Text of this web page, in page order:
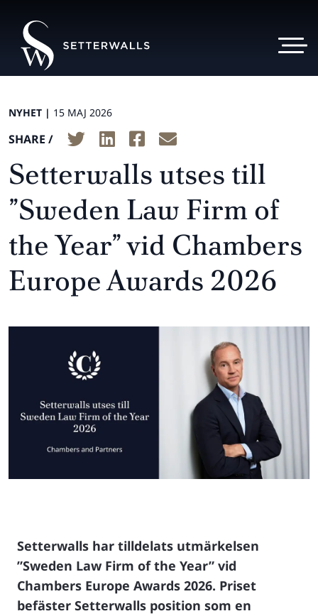
NYHET | 15 MAJ 2026
SHARE /
Setterwalls utses till
”Sweden Law Firm of
the Year” vid Chambers
Europe Awards 2026
Setterwalls har tilldelats utmärkelsen
”Sweden Law Firm of the Year” vid
Chambers Europe Awards 2026. Priset
befäster Setterwalls position som en